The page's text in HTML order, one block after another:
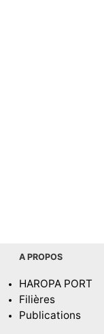
A PROPOS
HAROPA PORT
Filières
Publications